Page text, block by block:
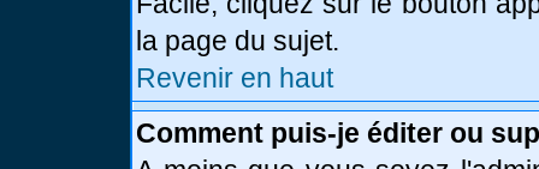
la page du sujet.
Revenir en haut
Comment puis-je éditer ou